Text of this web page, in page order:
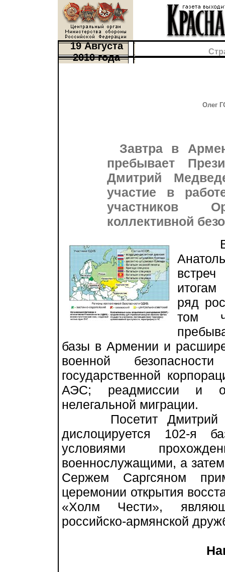
19 Августа
2010 года
Олег
Завтра в
пребывает
Дмитрий
участие в
участников
коллективной
В
итогам
ряд
том
базы в Армении и
военной
государственной
АЭС; реадмиссии и о
нелегальной миграции.
Посетит Дмитрий
дислоцируется 102-я
условиями
военнослужащими, а
Сержем Саргсяном
церемонии открытия
«Холм Чести»,
российско-армянской